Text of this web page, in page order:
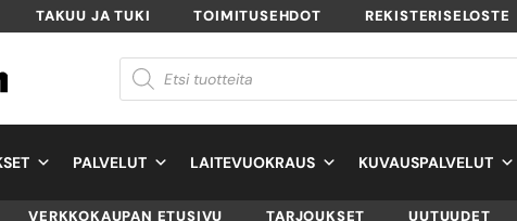
TAKUU JA TUKI TOIMITUSEHDOT REKISTERISELOSTE
PALVELUT LAITEVUOKRAUS KUVAUSPALVELUT
VERKKOKAUPAN ETUSIVU TARJOUKSET UUTUUDET